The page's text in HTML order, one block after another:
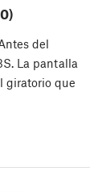
del
La pantalla
giratorio que